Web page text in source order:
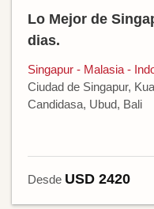
Lo Mejor de
dias.
Singapur - Malasia -
Ciudad de Singapur,
Candidasa, Ubud, Bali
Desde USD 2420